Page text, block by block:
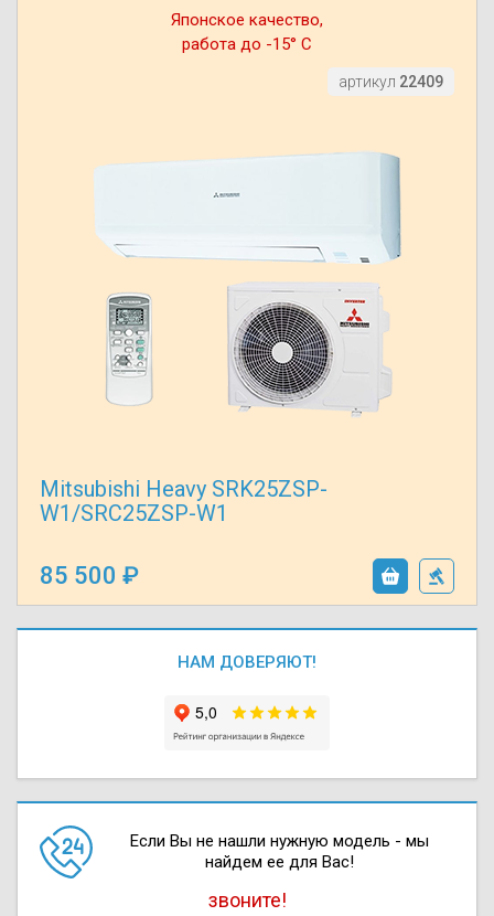
Японское качество,
работа до -15° С
артикул 22409
Mitsubishi Heavy SRK25ZSP-
W1/SRC25ZSP-W1
85 500
НАМ ДОВЕРЯЮТ!
Если Вы не нашли нужную модель - мы
найдем ее для Вас!
звоните!